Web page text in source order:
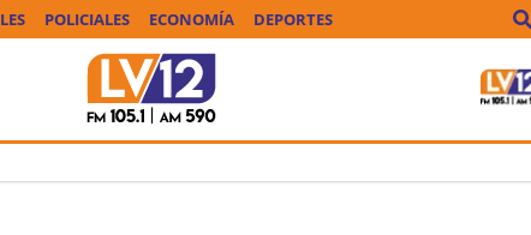
POLICIALES ECONOMÍA DEPORTES